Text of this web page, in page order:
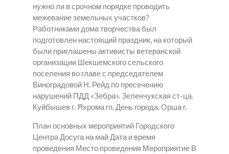
нужно ли в срочном порядке проводить
межевание земельных участков?
Работниками дома творчества был
подготовлен настоящий праздник, на который
были приглашены активисты ветеранской
организации Шекшемского сельского
поселения во главе с председателем
Виноградовой Н. Рейд по пресечению
нарушений ПДД «Зебра». Зеленчукская ст-ца.
Куйбышев г. Яхрома гп. День города. Орша г.
План основных мероприятий Городского
Центра Досуга на май Дата и время
проведения Место проведения Мероприятие В